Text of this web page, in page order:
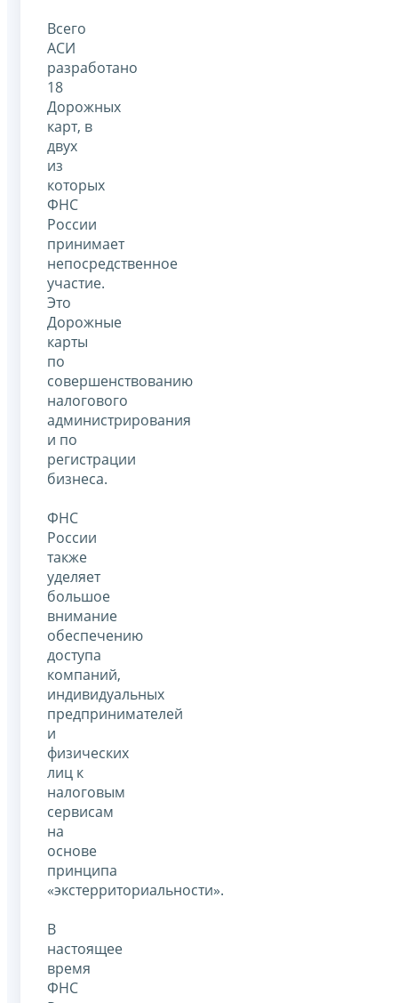
Всего
АСИ
разработано
18
Дорожных
карт, в
двух
из
которых
ФНС
России
принимает
непосредственное
участие.
Это
Дорожные
карты
по
совершенствованию
налогового
администрирования
и по
регистрации
бизнеса.
ФНС
России
также
уделяет
большое
внимание
обеспечению
доступа
компаний,
индивидуальных
предпринимателей
и
физических
лиц к
налоговым
сервисам
на
основе
принципа
«экстерриториальности».
В
настоящее
время
ФНС